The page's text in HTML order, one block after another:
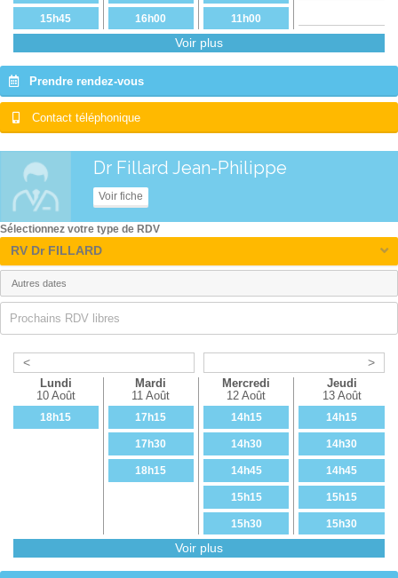
15h45
16h30
16h45
17h00
17h15
17h30
17h45
16h00
16h45
11h00
12h00
15h15
16h15
Voir plus
Prendre rendez-vous
Contact téléphonique
Dr Fillard Jean-Philippe
Voir fiche
< >
Lundi
10 Août
18h15
Mardi
11 Août
17h15
17h30
18h15
Mercredi
12 Août
14h15
14h30
14h45
15h15
15h30
Jeudi
13 Août
14h15
14h30
14h45
15h15
15h30
Voir plus
Sélectionnez votre type de RDV
RV Dr FILLARD
Prochains RDV libres